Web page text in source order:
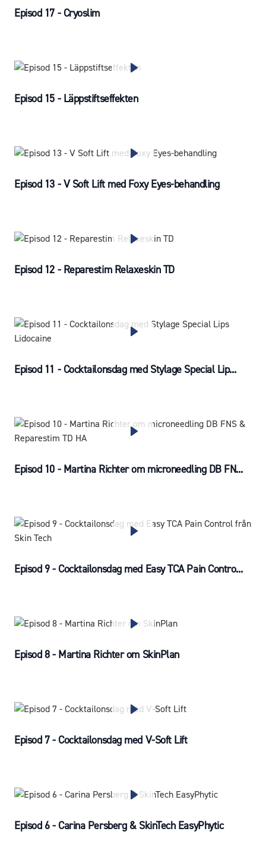
Episod 17 - Cryoslim
Episod 15 - Läppstiftseffekten
Episod 13 - V Soft Lift med Foxy Eyes-behandling
Episod 12 - Reparestim Relaxeskin TD
Episod 11 - Cocktailonsdag med Stylage Special Lip...
Episod 10 - Martina Richter om microneedling DB FN...
Episod 9 - Cocktailonsdag med Easy TCA Pain Contro...
Episod 8 - Martina Richter om SkinPlan
Episod 7 - Cocktailonsdag med V-Soft Lift
Episod 6 - Carina Persberg & SkinTech EasyPhytic